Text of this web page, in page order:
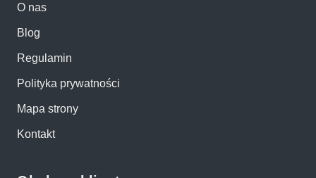
O nas
Blog
Regulamin
Polityka prywatności
Mapa strony
Kontakt